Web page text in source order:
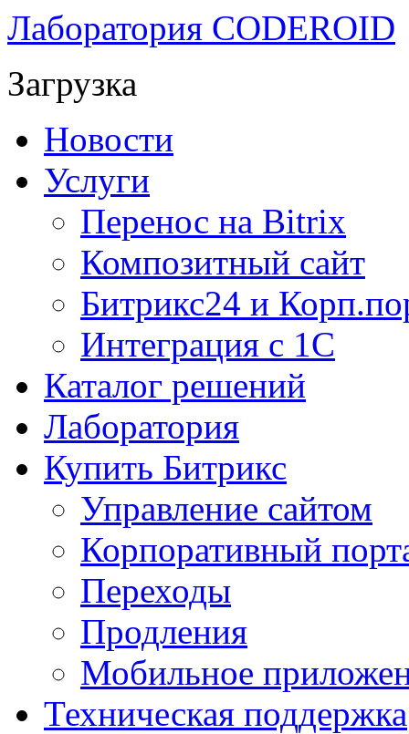
Лаборатория CODEROID
Загрузка
Новости
Услуги
Перенос на Bitrix
Композитный сайт
Битрикс24 и
Интеграция с 1С
Каталог решений
Лаборатория
Купить Битрикс
Управление сайтом
Корпоративный
Переходы
Продления
Мобильное
Техническая поддержка